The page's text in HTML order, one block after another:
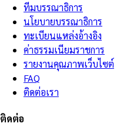
ทีมบรรณาธิการ
นโยบายบรรณาธิการ
ทะเบียนแหล่งอ้างอิง
ค่าธรรมเนียมราชการ
รายงานคุณภาพเว็บไซต์
FAQ
ติดต่อเรา
ติดต่อ